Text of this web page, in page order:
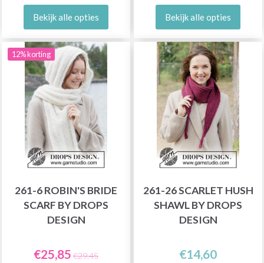
Bekijk alle opties Bekijk alle opties
12% korting
261-6 ROBIN'S BRIDE
SCARF BY DROPS
DESIGN
€25,85 €29,45
261-26 SCARLET HUSH
SHAWL BY DROPS
DESIGN
€14,60